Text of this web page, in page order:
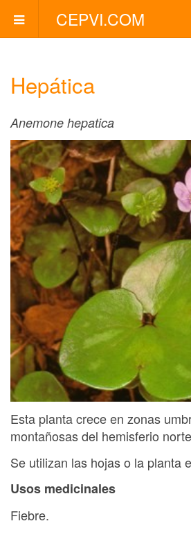
CEPVI.COM
Hepática
Anemone hepatica
Esta planta crece en zonas
montañosas del hemisferio
Se utilizan las hojas o la planta
Usos medicinales
Fiebre.